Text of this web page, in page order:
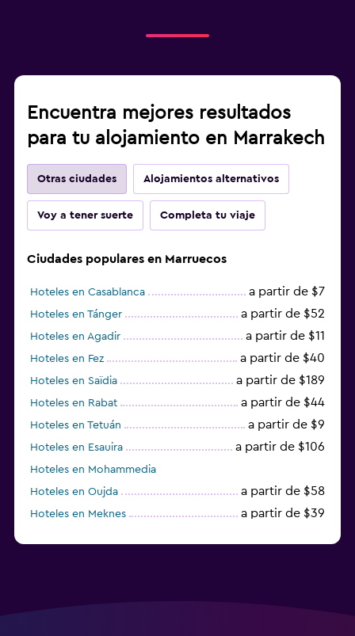
Encuentra mejores resultados
para tu alojamiento en Marrakech
Otras ciudades Alojamientos alternativos
Voy a tener suerte Completa tu viaje
Ciudades populares en Marruecos
Hoteles en Casablanca a partir de $7
Hoteles en Tánger a partir de $52
Hoteles en Agadir a partir de $11
Hoteles en Fez a partir de $40
Hoteles en Saïdia a partir de $189
Hoteles en Rabat a partir de $44
Hoteles en Tetuán a partir de $9
Hoteles en Esauira a partir de $106
Hoteles en Mohammedia
Hoteles en Oujda
a partir de $58
Hoteles en Meknes a partir de $39